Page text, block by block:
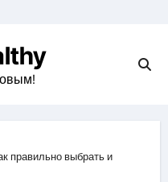
правильно выбрать и